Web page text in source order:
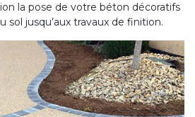
la pose de votre béton décoratifs
sol jusqu’aux travaux de finition.